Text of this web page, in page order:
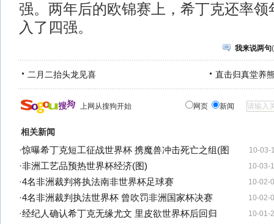
强。两年后的欧锦赛上，希丁克还率领
入了四强。
我来说两句(
二月二抬头龙见喜 直击归真堂养
上网从搜狗开始 网页 新闻
相关新闻
10-03-
·惊曝希丁克短工征战世界杯 携魔兽冲击死亡之组(图
10-03-
·非洲工艺品预热世界杯经济(图)
10-02-
·4名非洲裁判将执法南非世界杯足球赛
10-02-
·4名非洲裁判执法世界杯 曾吹罚非洲国家杯决赛
10-01-
·经纪人确认希丁克无缘尤文 里皮欲世界杯后回归